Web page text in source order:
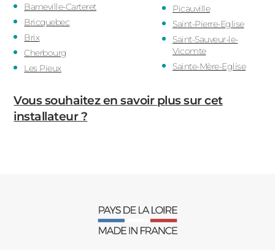
Barneville-Carteret
Bricquebec
Brix
Cherbourg
Les Pieux
Picauville
Saint-Pierre-Eglise
Saint-Sauveur-le-
Vicomte
Sainte-Mère-Eglise
Vous souhaitez en savoir plus sur cet
installateur ?